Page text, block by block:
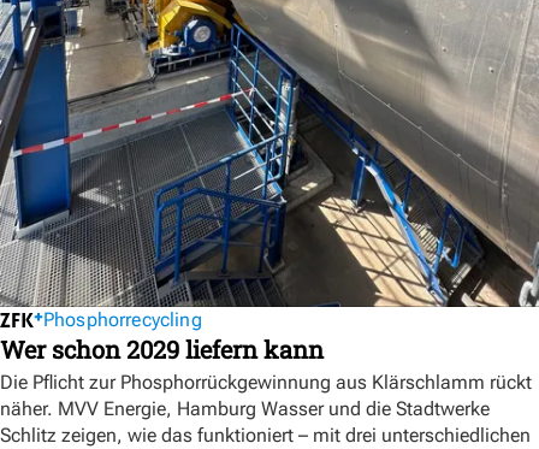
Phosphorrecycling
Wer schon 2029 liefern kann
Die Pflicht zur Phosphorrückgewinnung aus Klärschlamm rückt
näher. MVV Energie, Hamburg Wasser und die Stadtwerke
Schlitz zeigen, wie das funktioniert – mit drei unterschiedlichen